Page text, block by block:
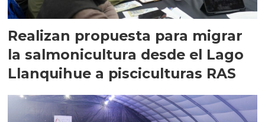
Realizan propuesta para migrar
la salmonicultura desde el Lago
Llanquihue a pisciculturas RAS